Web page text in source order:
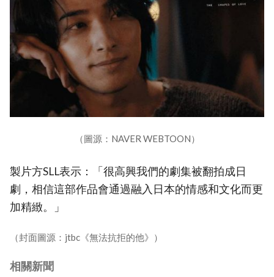
（圖源：NAVER WEBTOON）
製片方SLL表示：「很高興我們的劇集被翻拍成日
劇，相信這部作品會通過融入日本的情感和文化而更
加精緻。」
（封面圖源：jtbc《無法抗拒的他》）
相關新聞